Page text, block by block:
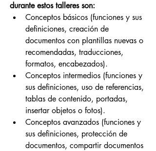
durante estos talleres son:
Conceptos básicos (funciones y sus
definiciones, creación de
documentos con plantillas nuevas o
recomendadas, traducciones,
formatos, encabezados).
Conceptos intermedios (funciones y
sus definiciones, uso de referencias,
tablas de contenido, portadas,
insertar objetos o fotos).
Conceptos avanzados (funciones y
sus definiciones, protección de
documentos, compartir documentos